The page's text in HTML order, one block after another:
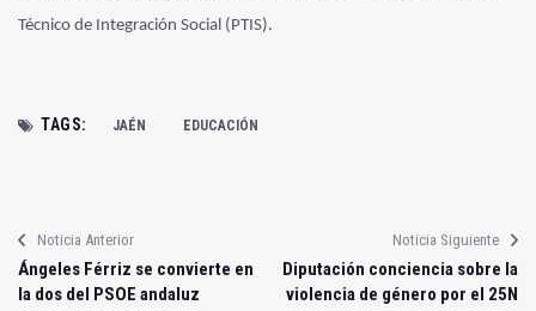
Técnico de Integración Social (PTIS).
TAGS: JAÉN EDUCACIÓN
Noticia Anterior
Ángeles Férriz se convierte en
la dos del PSOE andaluz
Noticia Siguiente
Diputación conciencia sobre la
violencia de género por el 25N